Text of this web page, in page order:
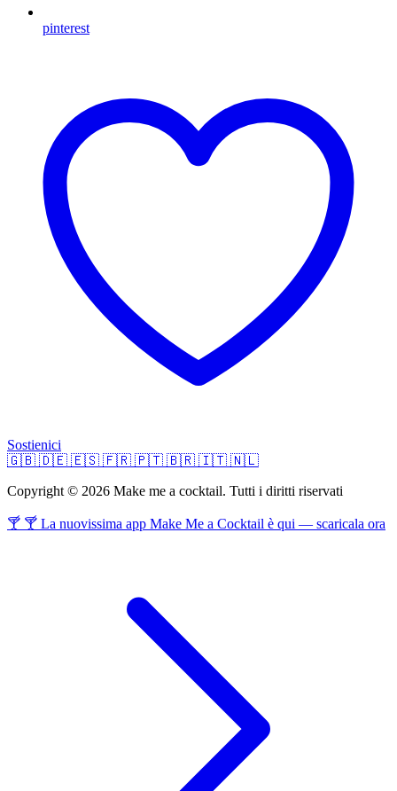
pinterest
Sostienici
🇬🇧 🇩🇪 🇪🇸 🇫🇷 🇵🇹 🇧🇷 🇮🇹 🇳🇱
Copyright © 2026 Make me a cocktail. Tutti i diritti riservati
🍸 🍸 La nuovissima app Make Me a Cocktail è qui — scaricala ora